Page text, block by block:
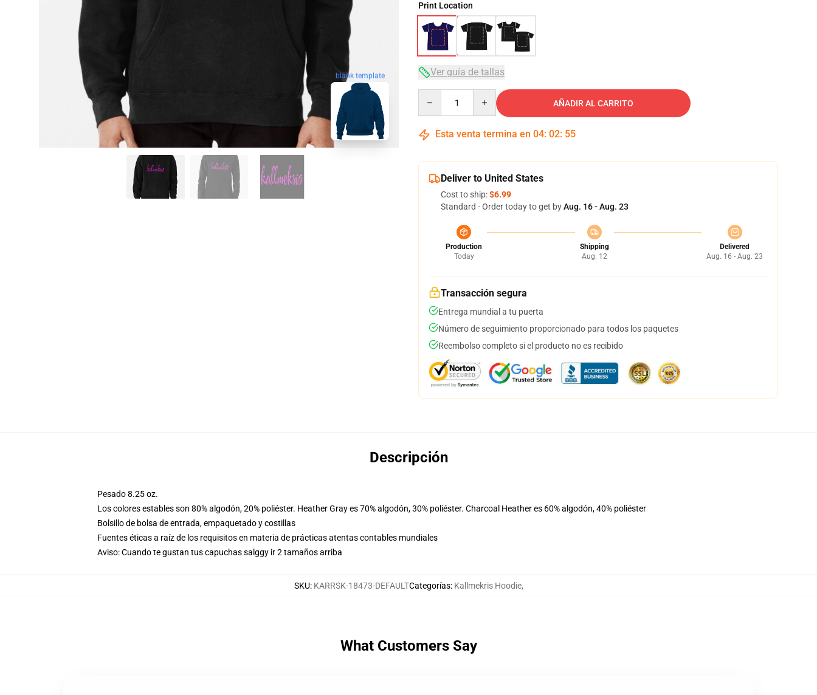
blank template
Print Location
Ver guía de tallas
AÑADIR AL CARRITO
Esta venta termina en 04: 02: 54
Deliver to United States
Cost to ship:$6.99
Standard - Order today to get byAug. 16 - Aug. 23
Production
Today
Shipping
Aug. 12
Delivered
Aug. 16 - Aug. 23
Transacción segura
Entrega mundial a tu puerta
Número de seguimiento proporcionado para todos los paquetes
Reembolso completo si el producto no es recibido
Descripción
Pesado 8.25 oz.
Los colores estables son 80% algodón, 20% poliéster. Heather Gray es 70% algodón, 30% poliéster. Charcoal Heather es 60% algodón, 40% poliéster
Bolsillo de bolsa de entrada, empaquetado y costillas
Fuentes éticas a raíz de los requisitos en materia de prácticas atentas contables mundiales
Aviso: Cuando te gustan tus capuchas salggy ir 2 tamaños arriba
SKU: KARRSK-18473-DEFAULTCategorías: Kallmekris Hoodie,
What Customers Say